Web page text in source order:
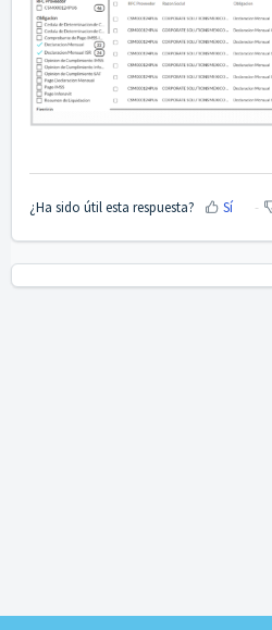
¿Ha sido útil esta respuesta? Sí